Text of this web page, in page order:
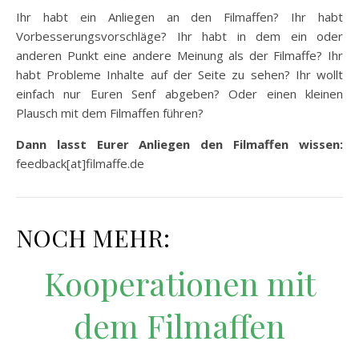
Ihr habt ein Anliegen an den Filmaffen? Ihr habt
Vorbesserungsvorschläge? Ihr habt in dem ein oder
anderen Punkt eine andere Meinung als der Filmaffe? Ihr
habt Probleme Inhalte auf der Seite zu sehen? Ihr wollt
einfach nur Euren Senf abgeben? Oder einen kleinen
Plausch mit dem Filmaffen führen?
Dann lasst Eurer Anliegen den Filmaffen wissen:
feedback[at]filmaffe.de
NOCH MEHR:
Kooperationen mit
dem Filmaffen